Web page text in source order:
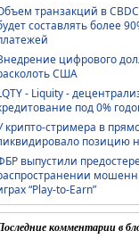
транзакций в CBDC
составлять более
цифрового
США
- Liquity -
под 0%
крипто-стримера в
позицию
выпустили
“Play-to-Earn”
комментарии в